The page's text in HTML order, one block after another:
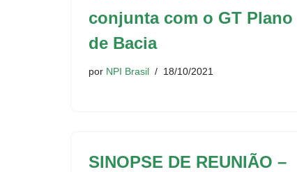
conjunta com o GT Plano
de Bacia
por NPI Brasil 18/10/2021
SINOPSE DE REUNIÃO –